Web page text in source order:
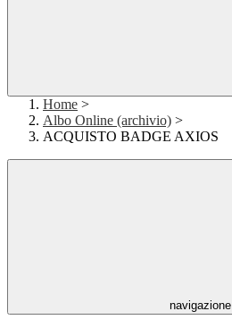
Home >
Albo Online (archivio) >
ACQUISTO BADGE AXIOS
navigazione